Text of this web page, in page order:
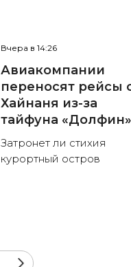
Вчера в 14:26
Авиакомпании
переносят рейсы
Хайнаня из-за
тайфуна «Долфин»
Затронет ли стихия
курортный остров